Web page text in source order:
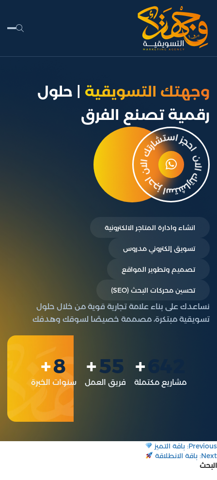
وجهتك التسويقية | حلول
رقمية تصنع الفرق
انشاء وادارة المتاجر الالكترونية
تسويق إلكتروني مدروس
تصميم وتطوير المواقع
تحسين محركات البحث (SEO)
نساعدك على بناء علامة تجارية قوية من خلال حلول
تسويقية مبتكرة، مصممة خصيصًا لسوقك وهدفك
مشاريع مكتملة
55
فريق العمل
8
سنوات الخبرة
تصفّح
المقالات
Previous: باقة التميز
Next: باقة الانطلاقة
البحث